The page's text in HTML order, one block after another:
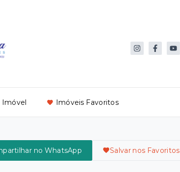
Imóvel Imóveis Favoritos
no WhatsApp Salvar nos Favoritos